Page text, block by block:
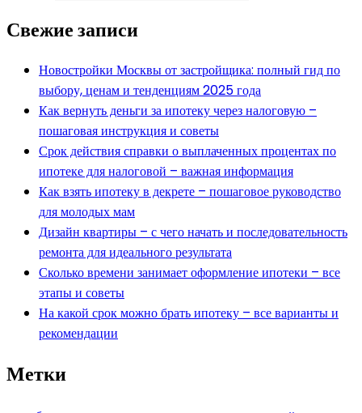
Свежие записи
Новостройки Москвы от застройщика: полный гид по
выбору, ценам и тенденциям 2025 года
Как вернуть деньги за ипотеку через налоговую –
пошаговая инструкция и советы
Срок действия справки о выплаченных процентах по
ипотеке для налоговой – важная информация
Как взять ипотеку в декрете – пошаговое руководство
для молодых мам
Дизайн квартиры – с чего начать и последовательность
ремонта для идеального результата
Сколько времени занимает оформление ипотеки – все
этапы и советы
На какой срок можно брать ипотеку – все варианты и
рекомендации
Метки